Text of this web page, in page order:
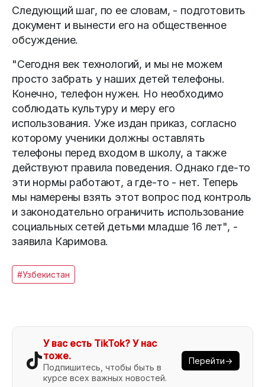
Следующий шаг, по ее словам, - подготовить
документ и вынести его на общественное
обсуждение.
"Сегодня век технологий, и мы не можем
просто забрать у наших детей телефоны.
Конечно, телефон нужен. Но необходимо
соблюдать культуру и меру его
использования. Уже издан приказ, согласно
которому ученики должны оставлять
телефоны перед входом в школу, а также
действуют правила поведения. Однако где-то
эти нормы работают, а где-то - нет. Теперь
мы намерены взять этот вопрос под контроль
и законодательно ограничить использование
социальных сетей детьми младше 16 лет", -
заявила Каримова.
#Узбекистан
У вас есть TikTok? У нас
тоже.
Подпишитесь, чтобы быть в
курсе всех важных новостей.
Перейти→